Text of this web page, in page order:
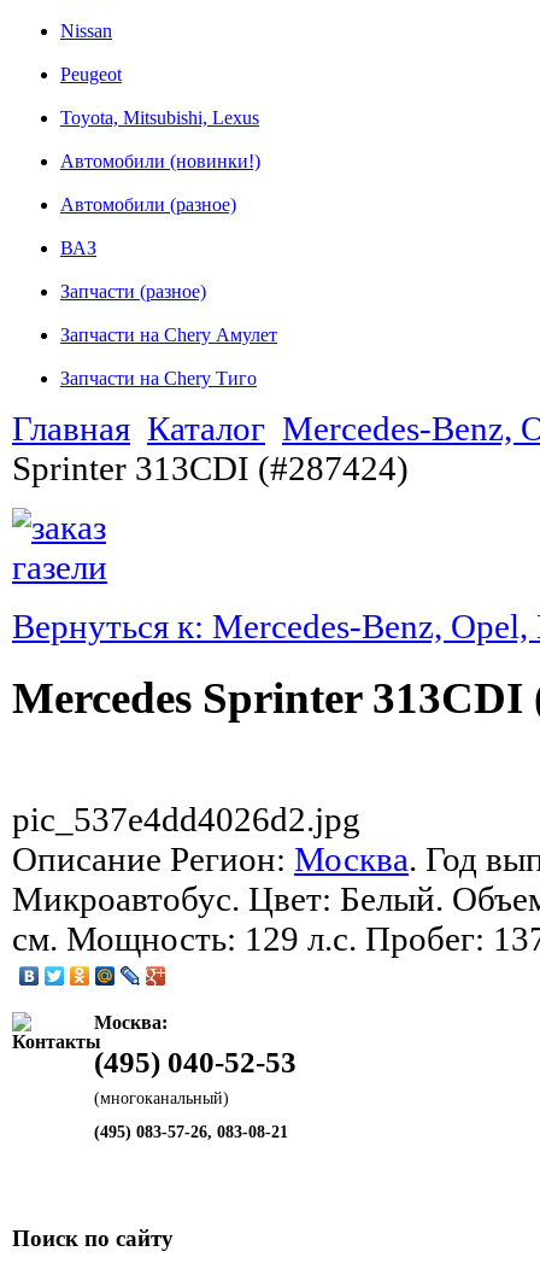
Nissan
Peugeot
Toyota, Mitsubishi, Lexus
Автомобили (новинки!)
Автомобили (разное)
ВАЗ
Запчасти (разное)
Запчасти на Chery Амулет
Запчасти на Chery Тиго
Главная Каталог Mercedes-Benz,
Sprinter 313CDI (#287424)
Вернуться к: Mercedes-Benz,
Mercedes Sprinter 313CDI
pic_537e4dd4026d2.jpg
Описание Регион: Москва. Год
Микроавтобус. Цвет: Белый.
см. Мощность: 129 л.с. Пробег:
Москва:
(495) 040-52-53
(многоканальный)
(495) 083-57-26, 083-08-21
Поиск по сайту